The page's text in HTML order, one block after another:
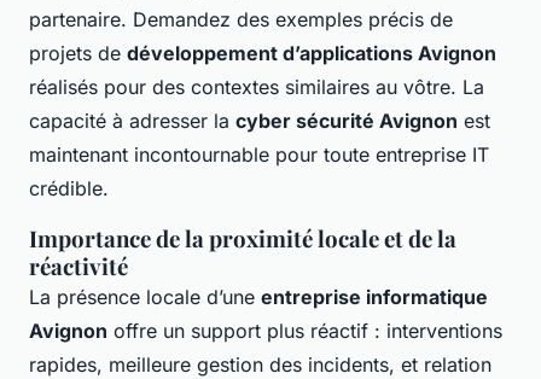
partenaire. Demandez des exemples précis de
projets de développement d’applications Avignon
réalisés pour des contextes similaires au vôtre. La
capacité à adresser la cyber sécurité Avignon est
maintenant incontournable pour toute entreprise IT
crédible.
Importance de la proximité locale et de la
réactivité
La présence locale d’une entreprise informatique
Avignon offre un support plus réactif : interventions
rapides, meilleure gestion des incidents, et relation